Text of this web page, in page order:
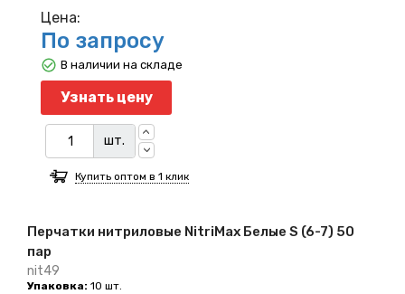
Перчатки нитриловые NitriMax Белые S (6-7) 50
пар
nit49
Упаковка: 10 шт.
Цена:
По запросу
Узнать цену
шт.
В наличии на складе
Купить оптом в 1 клик